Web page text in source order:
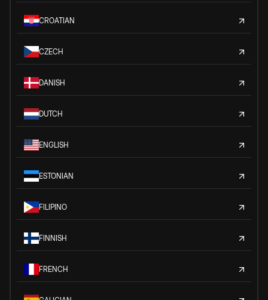
CROATIAN
CZECH
DANISH
DUTCH
ENGLISH
ESTONIAN
FILIPINO
FINNISH
FRENCH